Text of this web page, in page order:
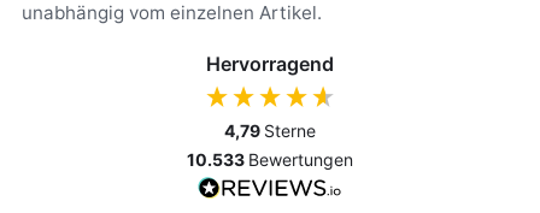
unabhängig vom einzelnen Artikel.
Hervorragend
4,79 Sterne
10.533 Bewertungen